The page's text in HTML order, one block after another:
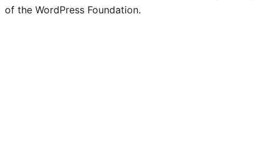
of the WordPress Foundation.